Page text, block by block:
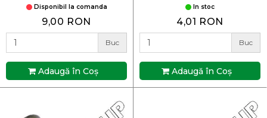
Disponibil la comanda
9,00 RON
Buc
Adaugă în Coş
In stoc
4,01 RON
Buc
Adaugă în Coş